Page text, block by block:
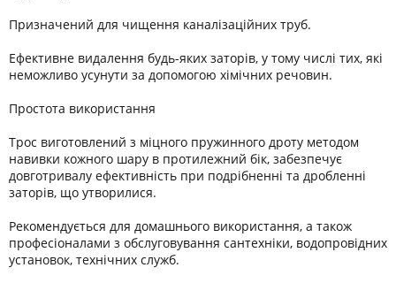
Призначений для чищення каналізаційних труб.
Ефективне видалення будь-яких заторів, у тому числі тих, які
неможливо усунути за допомогою хімічних речовин.
Простота використання
Трос виготовлений з міцного пружинного дроту методом
навивки кожного шару в протилежний бік, забезпечує
довготривалу ефективність при подрібненні та дробленні
заторів, що утворилися.
Рекомендується для домашнього використання, а також
професіоналами з обслуговування сантехніки, водопровідних
установок, технічних служб.